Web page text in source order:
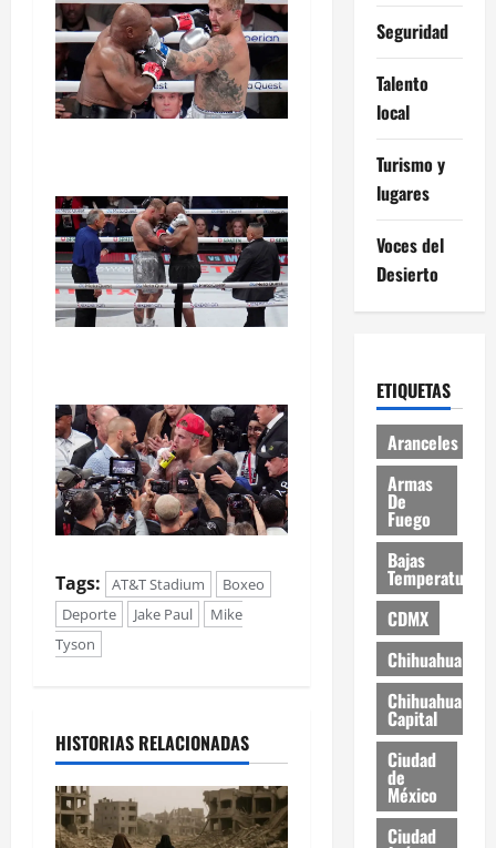
Tags: AT&T Stadium
Boxeo
Deporte
Jake Paul
Mike
Tyson
HISTORIAS RELACIONADAS
Seguridad
Talento
local
Turismo y
lugares
Voces del
Desierto
ETIQUETAS
Aranceles
Armas
De
Fuego
Bajas
Temperaturas
CDMX
Chihuahua
Chihuahua
Capital
Ciudad
de
México
Ciudad